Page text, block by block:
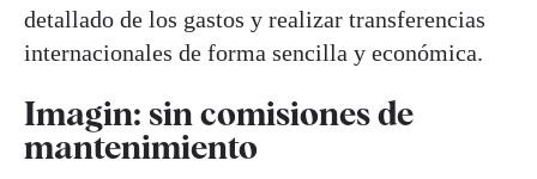
detallado de los gastos y realizar transferencias
internacionales de forma sencilla y económica.
Imagin: sin comisiones de
mantenimiento